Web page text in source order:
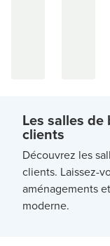
Les salles
clients
Découvrez les
clients. Laissez-
aménagements
moderne.